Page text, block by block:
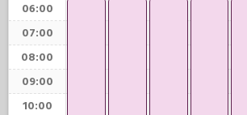
06:00
07:00
08:00
09:00
10:00